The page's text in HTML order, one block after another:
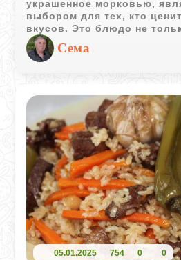
украшенное морковью,
выбором для тех, кто
вкусов. Это блюдо не
на вкус, но и прекрасно
добавляя яркие краски и
вашему обеду или ужину.
Сема
05.01.2025 754 0 0